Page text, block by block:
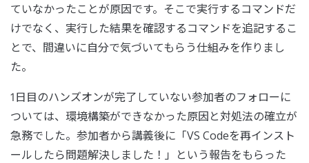
ていなかったことが原因です。そこで実行するコマンドだ
けでなく、実行した結果を確認するコマンドを追記するこ
とで、間違いに自分で気づいてもらう仕組みを作りまし
た。
1日目のハンズオンが完了していない参加者のフォローに
ついては、環境構築ができなかった原因と対処法の確立が
急務でした。参加者から講義後に「VS Codeを再インスト
ールしたら問題解決しました！」という報告をもらった